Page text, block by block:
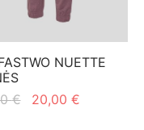
NUETTE
€
Original
20,00 €